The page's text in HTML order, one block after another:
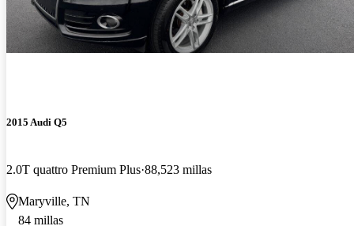
2015 Audi Q5
2.0T quattro Premium Plus 88,523 millas
Maryville, TN
84 millas